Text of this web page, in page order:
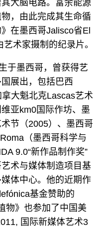
大脑电路。富余能源
，由此完成其生命循
在墨西哥Jalisco省El
术家摄制的纪录片。
于墨西哥，曾获得艺
展出，包括巴西
大魁北克Lascas艺术
亚km0国际作坊、墨
节（2005）、墨西哥
（墨西哥科学与
9.0“新作品制作奖”
术与媒体制造项目基
体中心。他的近期作
基金赞助的
物》也参加了中国美
国际新媒体艺术3